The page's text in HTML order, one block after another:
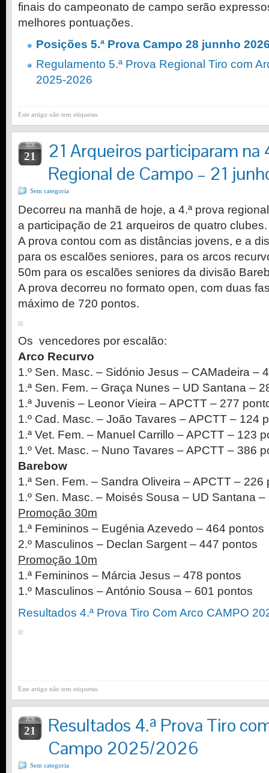
finais do campeonato de campo serão
melhores pontuações.
Posições 5.ª Prova Campo 28 junnho
Regulamento 5.ª Prova Regional Tiro com
2025-2026
Este artigo não tem etiquetas.
JUN
21
21 Arqueiros participaram na
Regional de Campo – 21
Sem categoria
Decorreu na manhã de hoje, a 4.ª prova
a participação de 21 arqueiros de quatro
A prova contou com as distâncias jovens, e a
para os escalões seniores, para os arcos
50m para os escalões seniores da divisão
A prova decorreu no formato open, com duas
máximo de 720 pontos.
Os vencedores por escalão:
Arco Recurvo
1.º Sen. Masc. – Sidónio Jesus – CAMadeira –
1.ª Sen. Fem. – Graça Nunes – UD Santana –
1.ª Juvenis – Leonor Vieira – APCTT – 277
1.º Cad. Masc. – João Tavares – APCTT – 124
1.ª Vet. Fem. – Manuel Carrillo – APCTT – 123
1.º Vet. Masc. – Nuno Tavares – APCTT – 386
Barebow
1.ª Sen. Fem. – Sandra Oliveira – APCTT – 226
1.º Sen. Masc. – Moisés Sousa – UD Santana
Promoção 30m
1.ª Femininos – Eugénia Azevedo – 464 pontos
2.º Masculinos – Declan Sargent – 447 pontos
Promoção 10m
1.ª Femininos – Márcia Jesus – 478 pontos
1.º Masculinos – António Sousa – 601 pontos
Resultados 4.ª Prova Tiro Com Arco CAMPO
Este artigo não tem etiquetas.
JUN
21
Resultados 4.ª Prova Tiro
Campo 2025/2026
Sem categoria